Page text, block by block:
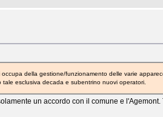
della gestione/funzionamento delle varie
esclusiva decada e subentrino nuovi operatori.
un accordo con il comune e